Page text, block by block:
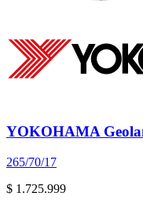
YOKOHAMA
265/70/17
$ 1.725.999